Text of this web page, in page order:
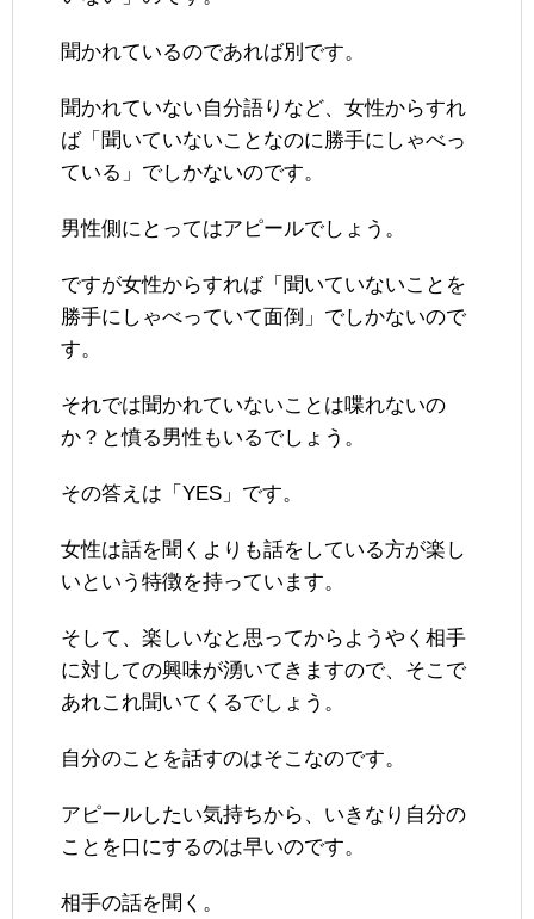
聞かれているのであれば別です。
聞かれていない自分語りなど、女性からすれ
ば「聞いていないことなのに勝手にしゃべっ
ている」でしかないのです。
男性側にとってはアピールでしょう。
ですが女性からすれば「聞いていないことを
勝手にしゃべっていて面倒」でしかないので
す。
それでは聞かれていないことは喋れないの
か？と憤る男性もいるでしょう。
その答えは「YES」です。
女性は話を聞くよりも話をしている方が楽し
いという特徴を持っています。
そして、楽しいなと思ってからようやく相手
に対しての興味が湧いてきますので、そこで
あれこれ聞いてくるでしょう。
自分のことを話すのはそこなのです。
アピールしたい気持ちから、いきなり自分の
ことを口にするのは早いのです。
相手の話を聞く。